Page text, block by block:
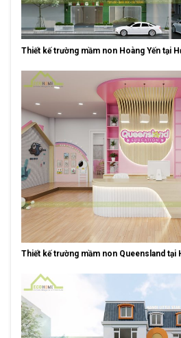
Thiết kế trường mầm non Hoàng Yến tại
Thiết kế trường mầm non Queensland tại